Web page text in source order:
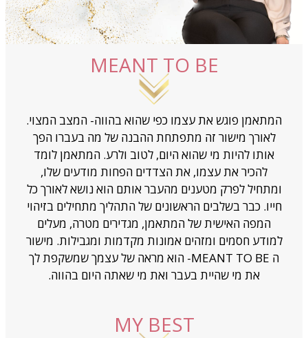
MY BEST
MEANT TO BE
המתאמן פוגש את עצמו כפי שהוא בהווה- המצב המצוי.
לאורך מישור זה מתפתחת ההבנה של מה בעברו הפך
אותו להיות מי שהוא היום, לטוב ולרע. המתאמן לומד
להכיר את עצמו, את הצדדים הפחות מודעים שלו,
ומתחיל לפרק מטענים מהעבר אותם הוא נושא לאורך כל
חייו. כבר בשלבים הראשונים של התהליך מתחילים בזיהוי
המפה האישית של המתאמן, מגדירים מטרה, מעלים
למודע חסמים ומזהים אמונות מקדמות ומגבילות. מישור
ה MEANT TO BE- הוא מראה של עצמך שמשקפת לך
את מי שהיית בעבר ואת מי שאתה היום בהווה.